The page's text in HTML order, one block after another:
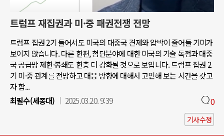
트럼프 재집권과 미·중 패권전쟁 전망
트럼프 집권 2기 들어서도 미국의 대중국 견제와 압박이 줄어들 기미가
보이지 않습니다. 다른 한편, 첨단분야에 대한 미국의 기술 독점과 대중
국 공급망 제한·봉쇄도 한층 더 강화될 것으로 보입니다. 트럼프 집권 2
기 미·중 관계를 전망하고 대응 방향에 대해서 고민해 보는 시간을 갖고
자 합...
최필수(세종대)
2025.03.20. 9:39 0
기사수정